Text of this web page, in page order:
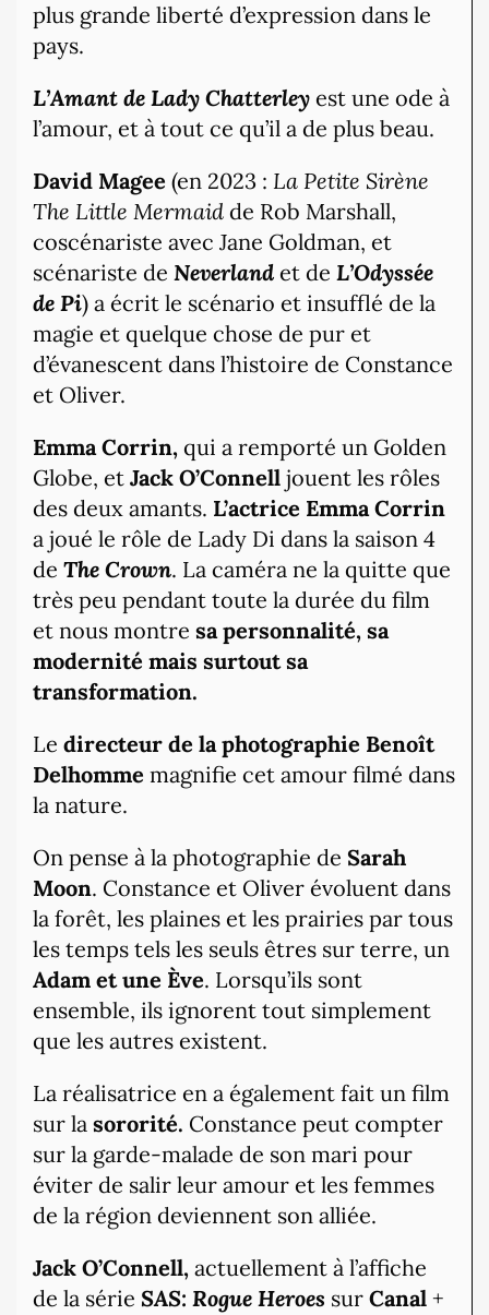
plus grande liberté d’expression dans le
pays.
L’Amant de Lady Chatterley est une ode à
l’amour, et à tout ce qu’il a de plus beau.
David Magee (en 2023 : La Petite Sirène
The Little Mermaid de Rob Marshall,
coscénariste avec Jane Goldman, et
scénariste de Neverland et de L’Odyssée
de Pi) a écrit le scénario et insufflé de la
magie et quelque chose de pur et
d’évanescent dans l’histoire de Constance
et Oliver.
Emma Corrin, qui a remporté un Golden
Globe, et Jack O’Connell jouent les rôles
des deux amants. L’actrice Emma Corrin
a joué le rôle de Lady Di dans la saison 4
de The Crown. La caméra ne la quitte que
très peu pendant toute la durée du film
et nous montre sa personnalité, sa
modernité mais surtout sa
transformation.
Le directeur de la photographie Benoît
Delhomme magnifie cet amour filmé dans
la nature.
On pense à la photographie de Sarah
Moon. Constance et Oliver évoluent dans
la forêt, les plaines et les prairies par tous
les temps tels les seuls êtres sur terre, un
Adam et une Ève. Lorsqu’ils sont
ensemble, ils ignorent tout simplement
que les autres existent.
La réalisatrice en a également fait un film
sur la sororité. Constance peut compter
sur la garde-malade de son mari pour
éviter de salir leur amour et les femmes
de la région deviennent son alliée.
Jack O’Connell, actuellement à l’affiche
de la série SAS: Rogue Heroes sur Canal +